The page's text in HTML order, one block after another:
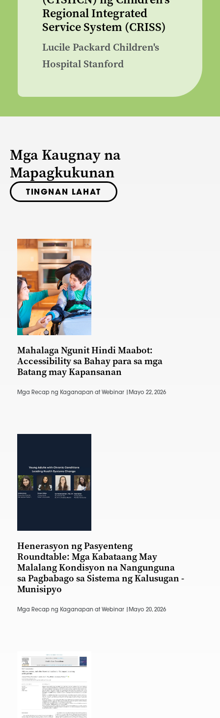
Regional Integrated
Service System (CRISS)
Lucile Packard Children's
Hospital Stanford
Mga Kaugnay na
Mapagkukunan
TINGNAN LAHAT
Mahalaga Ngunit Hindi Maabot:
Accessibility sa Bahay para sa mga
Batang may Kapansanan
Mga Recap ng Kaganapan at Webinar | Mayo 22, 2026
Henerasyon ng Pasyenteng
Roundtable: Mga Kabataang May
Malalang Kondisyon na Nangunguna
sa Pagbabago sa Sistema ng Kalusugan -
Munisipyo
Mga Recap ng Kaganapan at Webinar | Mayo 20, 2026